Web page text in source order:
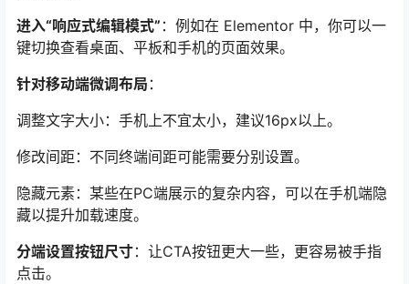
进入“响应式编辑模式” ：例如在 Elementor 中，你可以一
键切换查看桌面、平板和手机的页面效果。
针对移动端微调布局 ：
调整文字大小：手机上不宜太小，建议16px以上。
修改间距：不同终端间距可能需要分别设置。
隐藏元素：某些在PC端展示的复杂内容，可以在手机端隐
藏以提升加载速度。
分端设置按钮尺寸：让CTA按钮更大一些，更容易被手指
点击。